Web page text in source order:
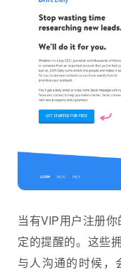
当有VIP用户注册
定的提醒的。这些
与人沟通的时候，